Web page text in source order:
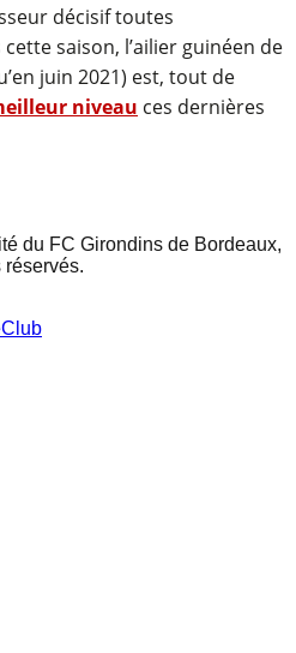
décisif toutes
saison, l’ailier guinéen de
juin 2021) est, tout de
niveau ces dernières
du FC Girondins de Bordeaux,
réservés.
Club